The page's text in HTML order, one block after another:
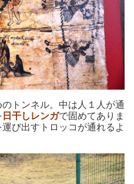
のトンネル。中は人１人が通
日干しレンガで固めてありま
び出すトロッコが通れるよ